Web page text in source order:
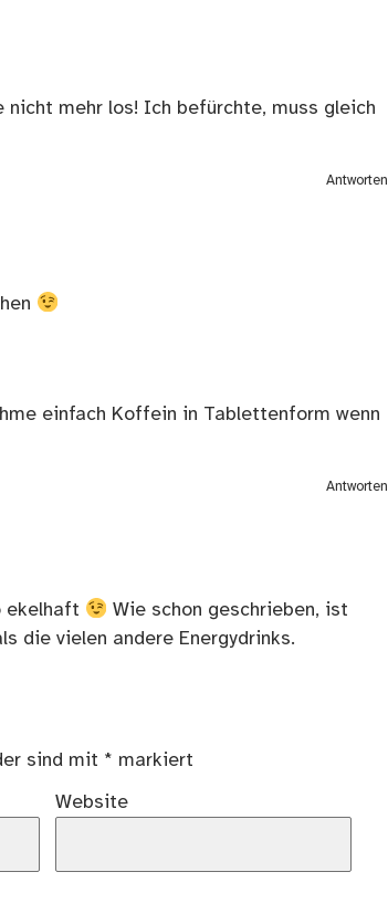
nicht mehr los! Ich befürchte, muss gleich
Antworten
einfach Koffein in Tablettenform wenn
Antworten
ekelhaft
Wie schon geschrieben, ist
die vielen andere Energydrinks.
sind mit * markiert
Website